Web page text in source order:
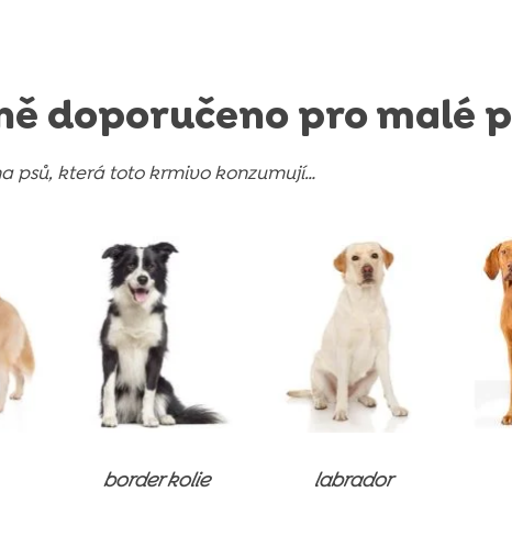
doporučeno pro malé
psů, která toto krmivo konzumují…
border kolie labrador